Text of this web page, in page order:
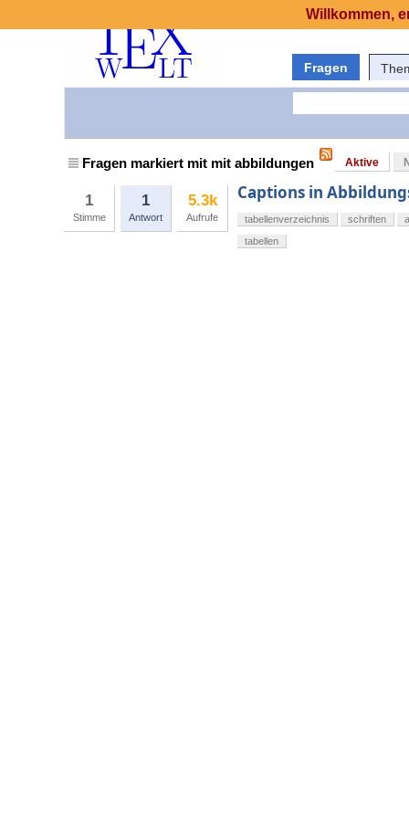
Fragen
Fragen markiert mit mit abbildungen Aktive
1
Stimme
1
Antwort
5.3k
Aufrufe
Captions in
tabellenverzeichnis schriften
tabellen
Willkommen,